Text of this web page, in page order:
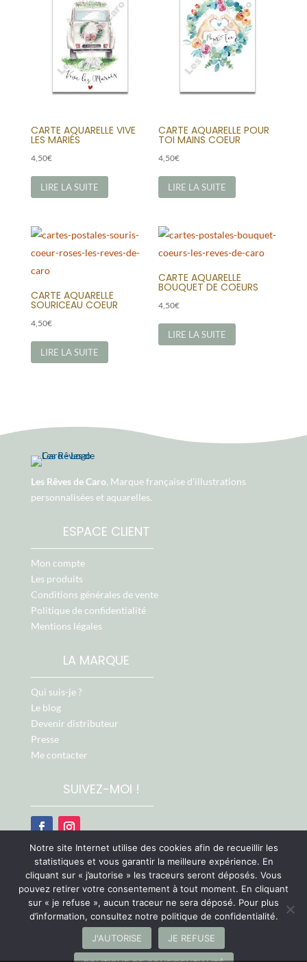
Chère Cliente, cher Client, les ventes sont
temporairement suspendues mais nous revenons bientôt
CARTE AQUARELLE VIVE
LES MARIÉS
4,50€
LIRE LA SUITE
CARTE AQUARELLE POUR
TOI MAINS COEUR
4,50€
LIRE LA SUITE
CARTE AQUARELLE
SOURICEAU COEUR
4,50€
LIRE LA SUITE
CARTE AQUARELLE
BOUQUET DE COEURS
4,50€
LIRE LA SUITE
Les Rêves de Caro, Marque française d'illustrations
personnalisées et aquarelles.
ESPACE CLIENT
Mon compte
Les produits
Conditions générales de vente
Politique de confidentialité
Mentions légales
LA MARQUE
Qui suis-je ?
Le blog
Devenir distributeur
Presse
Me contacter
SUIVEZ-MOI !
Retrouvez-moi aussi sur :
ARTEO Digital - Agence Web & Communication sur Le
Notre site Internet utilise des cookies afin de recueillir les
statistiques et vous garantir la meilleure expérience. En
cliquant sur « j’autorise » les traceurs seront déposés. Vous
pouvez retirer votre consentement à tout moment. En cliquant
sur « je refuse », aucun traceur ne sera déposé. Pour plus
d’information, consultez notre politique de confidentialité.
J'AUTORISE
JE REFUSE